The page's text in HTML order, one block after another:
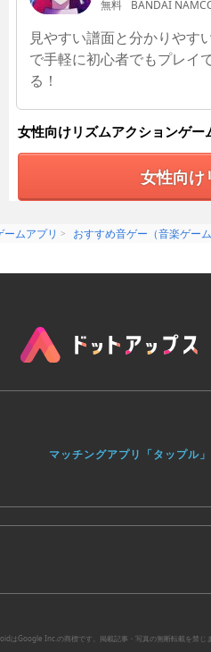
無料 BANDAI NAMCO
見やすい譜面と分かりやす
で手軽に初心者でもプレイ
る！
女性向けリズムアクションゲー
女性向け
ムアプリ おすすめ音ゲー（音楽ゲー
マッチングアプリ「タップル」
はGoogle Inc.の商標です。掲載記事・写真の無断転載を禁じ